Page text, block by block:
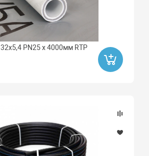
PN25 х 4000мм RTP